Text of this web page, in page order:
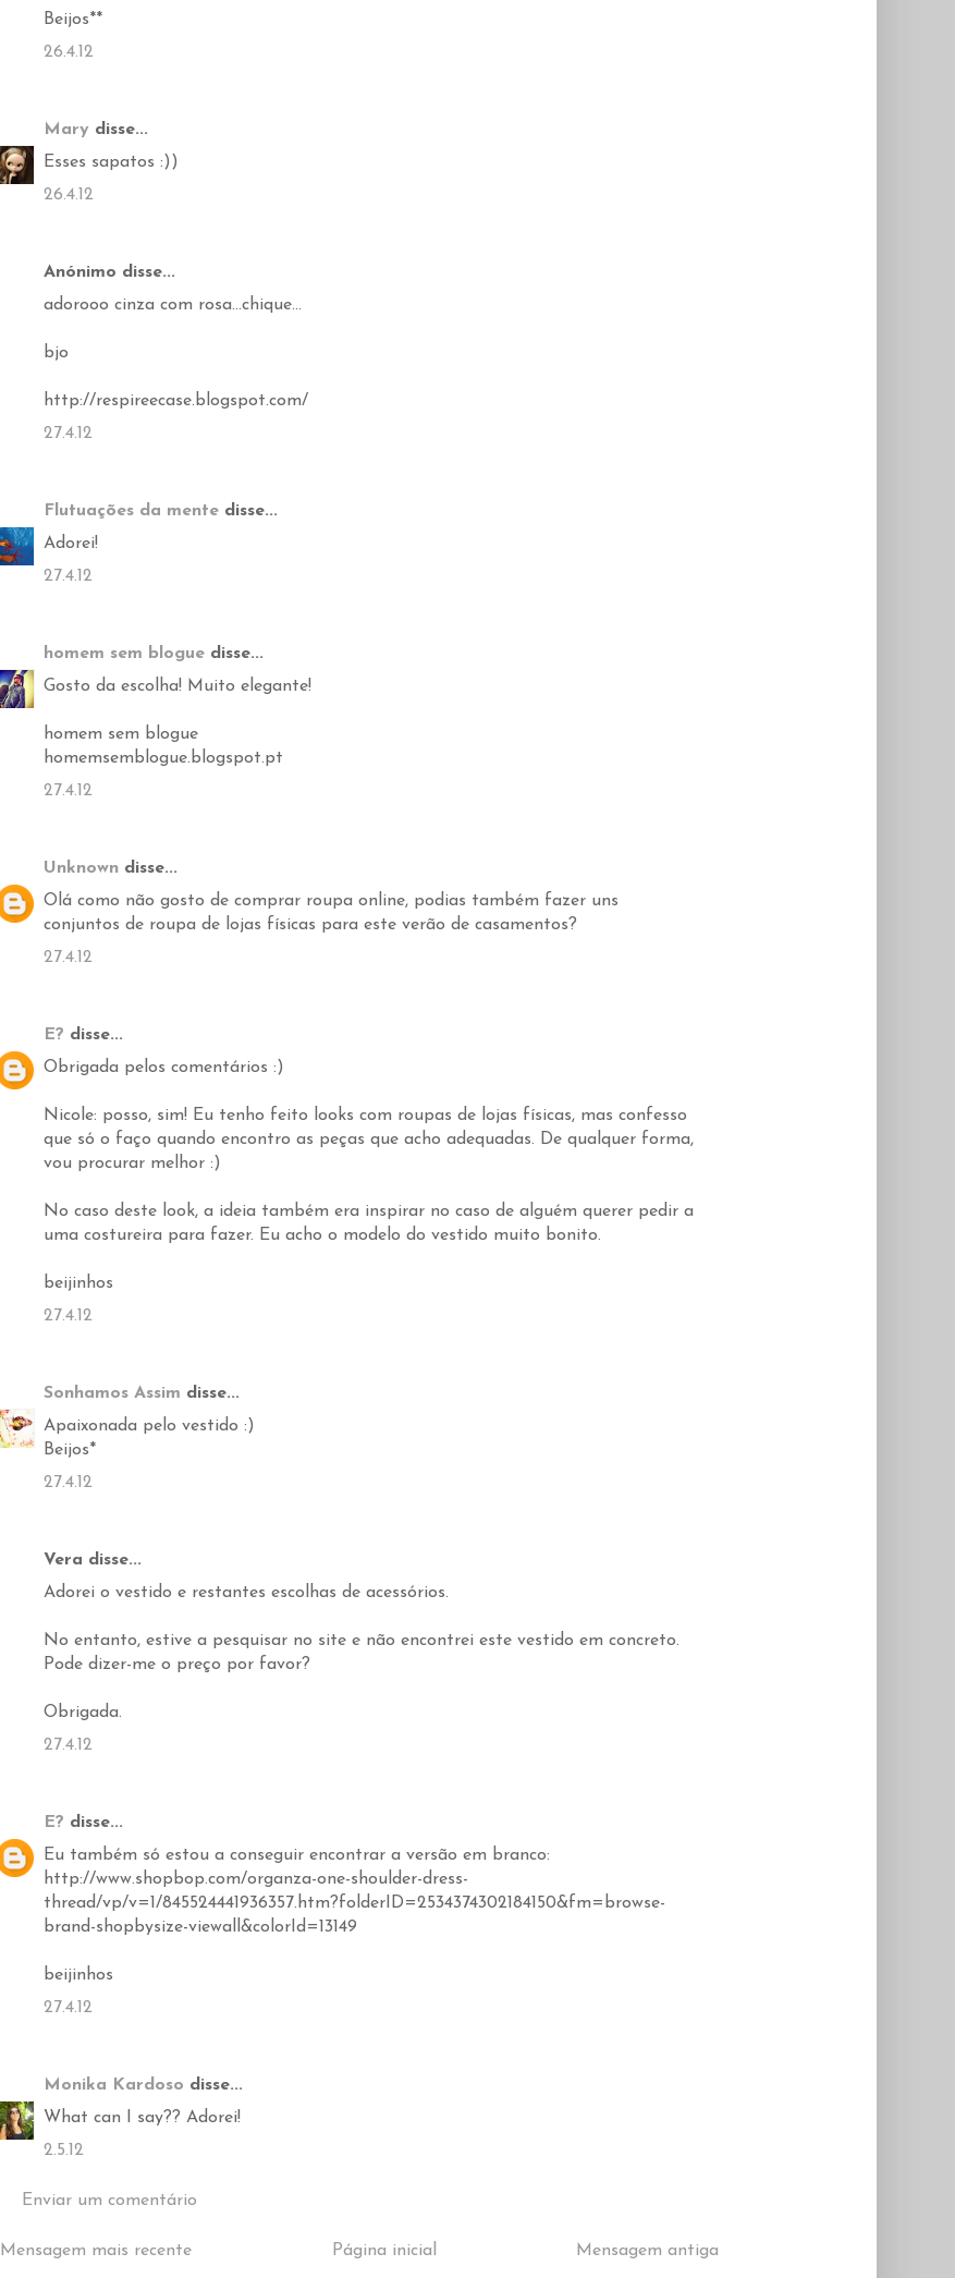
Beijos**
26.4.12
Mary disse...
Esses sapatos :))
26.4.12
Anónimo disse...
adorooo cinza com rosa...chique...
bjo
http://respireecase.blogspot.com/
27.4.12
Flutuações da mente disse...
Adorei!
27.4.12
homem sem blogue disse...
Gosto da escolha! Muito elegante!
homem sem blogue
homemsemblogue.blogspot.pt
27.4.12
Unknown disse...
Olá como não gosto de comprar roupa online, podias também fazer uns
conjuntos de roupa de lojas físicas para este verão de casamentos?
27.4.12
E? disse...
Obrigada pelos comentários :)
Nicole: posso, sim! Eu tenho feito looks com roupas de lojas físicas, mas confesso
que só o faço quando encontro as peças que acho adequadas. De qualquer forma,
vou procurar melhor :)
No caso deste look, a ideia também era inspirar no caso de alguém querer pedir a
uma costureira para fazer. Eu acho o modelo do vestido muito bonito.
beijinhos
27.4.12
Sonhamos Assim disse...
Apaixonada pelo vestido :)
Beijos*
27.4.12
Vera disse...
Adorei o vestido e restantes escolhas de acessórios.
No entanto, estive a pesquisar no site e não encontrei este vestido em concreto.
Pode dizer-me o preço por favor?
Obrigada.
27.4.12
E? disse...
Eu também só estou a conseguir encontrar a versão em branco:
http://www.shopbop.com/organza-one-shoulder-dress-
thread/vp/v=1/845524441936357.htm?folderID=2534374302184150&fm=browse-
brand-shopbysize-viewall&colorId=13149
beijinhos
27.4.12
Monika Kardoso disse...
What can I say?? Adorei!
2.5.12
Enviar um comentário
Mensagem mais recente Mensagem antiga
Página inicial